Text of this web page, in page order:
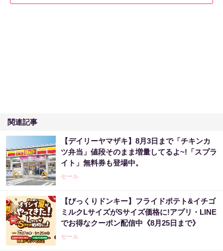
関連記事
【デイリーヤマザキ】8月3日まで「チキンカ
ツ弁当」値段そのまま増量してるよ~!「スプラ
イト」無料券も登場中。
セール
【びっくりドンキー】フライドポテト&イチゴ
ミルクLサイズがSサイズ価格に!アプリ・LINE
でお得なクーポン配信中《8月25日まで》
セール